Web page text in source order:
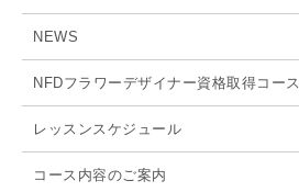
NEWS
NFDフラワーデザイナー資格取得コース
レッスンスケジュール
コース内容のご案内